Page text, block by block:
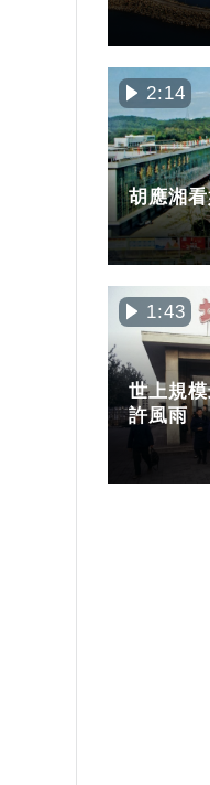
2:14
胡應湘
1:43
世上規
許風雨